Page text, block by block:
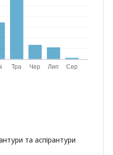
та аспірантури